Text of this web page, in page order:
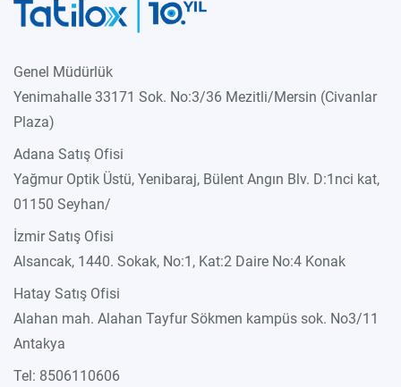
Genel Müdürlük
Yenimahalle 33171 Sok. No:3/36 Mezitli/Mersin (Civanlar
Plaza)
Adana Satış Ofisi
Yağmur Optik Üstü, Yenibaraj, Bülent Angın Blv. D:1nci kat,
01150 Seyhan/
İzmir Satış Ofisi
Alsancak, 1440. Sokak, No:1, Kat:2 Daire No:4 Konak
Hatay Satış Ofisi
Alahan mah. Alahan Tayfur Sökmen kampüs sok. No3/11
Antakya
Tel: 8506110606